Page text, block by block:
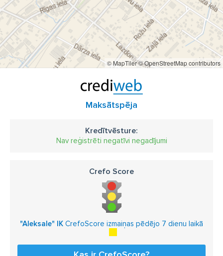
© MapTiler© OpenStreetMap contributors
Maksātspēja
Kredītvēsture:
Nav reģistrēti negatīvi negadījumi
Crefo Score
"Aleksale" IK CrefoScore izmaiņas pēdējo 7 dienu laikā